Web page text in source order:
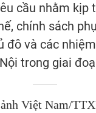
cầu nhằm kịp
chính sách
đô và các
trong giai
Việt Nam/